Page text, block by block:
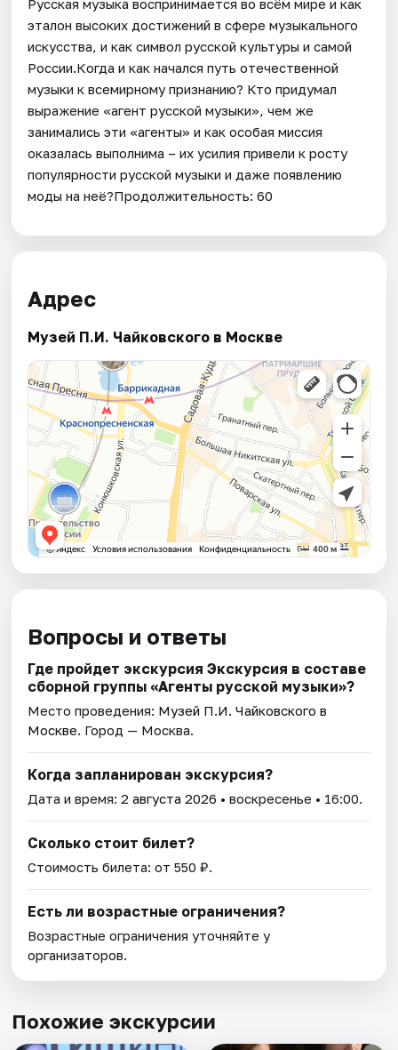
Русская музыка воспринимается во всём мире и как
эталон высоких достижений в сфере музыкального
искусства, и как символ русской культуры и самой
России.Когда и как начался путь отечественной
музыки к всемирному признанию? Кто придумал
выражение «агент русской музыки», чем же
занимались эти «агенты» и как особая миссия
оказалась выполнима – их усилия привели к росту
популярности русской музыки и даже появлению
моды на неё?Продолжительность: 60
Адрес
Музей П.И. Чайковского в Москве
Вопросы и ответы
Где пройдет экскурсия Экскурсия в составе
сборной группы «Агенты русской музыки»?
Место проведения: Музей П.И. Чайковского в
Москве. Город — Москва.
Когда запланирован экскурсия?
Дата и время:2 августа 2026 • воскресенье • 16:00.
Сколько стоит билет?
Стоимость билета: от 550 ₽.
Есть ли возрастные ограничения?
Возрастные ограничения уточняйте у
организаторов.
Похожие экскурсии